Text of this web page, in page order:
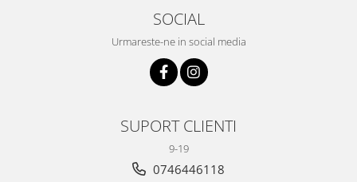
SOCIAL
Urmareste-ne in social media
SUPORT CLIENTI
9-19
0746446118